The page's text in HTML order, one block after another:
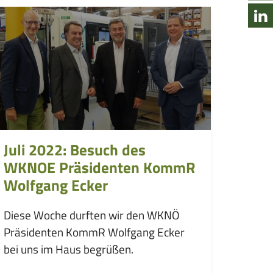
Juli 2022: Besuch des
WKNOE Präsidenten KommR
Wolfgang Ecker
Diese Woche durften wir den WKNÖ
Präsidenten KommR Wolfgang Ecker
bei uns im Haus begrüßen.